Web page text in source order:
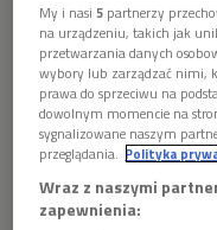
Piłkarze Holandii i Austrii
wtorek o ćwierćfinały Euro
My i nasi5 partnerzy
na urządzeniu, takich jak
przetwarzania danych
wybory lub zarządzać nimi,
prawa do sprzeciwu na
dowolnym momencie na
sygnalizowane naszym
przeglądania. Polityka
Wraz z naszymi
zapewnienia: